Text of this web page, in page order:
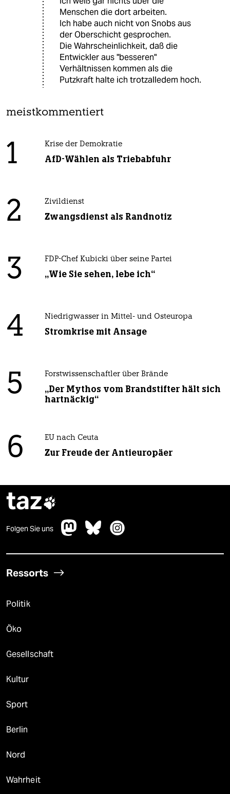
Menschen die dort arbeiten.
Ich habe auch nicht von Snobs aus
der Oberschicht gesprochen.
Die Wahrscheinlichkeit, daß die
Entwickler aus "besseren"
Verhältnissen kommen als die
Putzkraft halte ich trotzalledem hoch.
meistkommentiert
1 Krise der Demokratie
AfD-Wählen als Triebabfuhr
2 Zivildienst
Zwangsdienst als Randnotiz
3 FDP-Chef Kubicki über seine Partei
„Wie Sie sehen, lebe ich“
4 Niedrigwasser in Mittel- und Osteuropa
Stromkrise mit Ansage
5 Forstwissenschaftler über Brände
„Der Mythos vom Brandstifter hält sich
hartnäckig“
6 EU nach Ceuta
Zur Freude der Antieuropäer
taz
Folgen Sie uns
Ressorts
Politik
Öko
Gesellschaft
Kultur
Sport
Berlin
Nord
Wahrheit